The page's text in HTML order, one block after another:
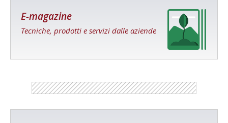
E-magazine
Tecniche, prodotti e servizi dalle aziende